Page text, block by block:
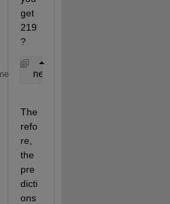
get
219
?
net = narxnet(1:2,1:2,10);
The
refo
re,
the
pre
dicti
ons